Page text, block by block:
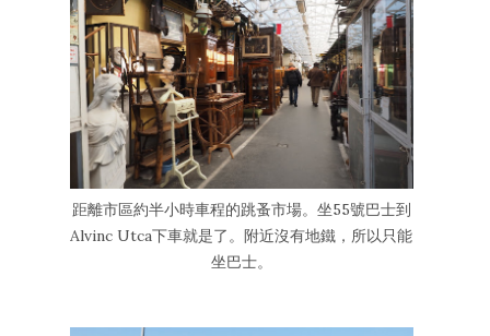
距離市區約半小時車程的跳蚤市場。坐55號巴士到
Alvinc Utca下車就是了。附近沒有地鐵，所以只能
坐巴士。